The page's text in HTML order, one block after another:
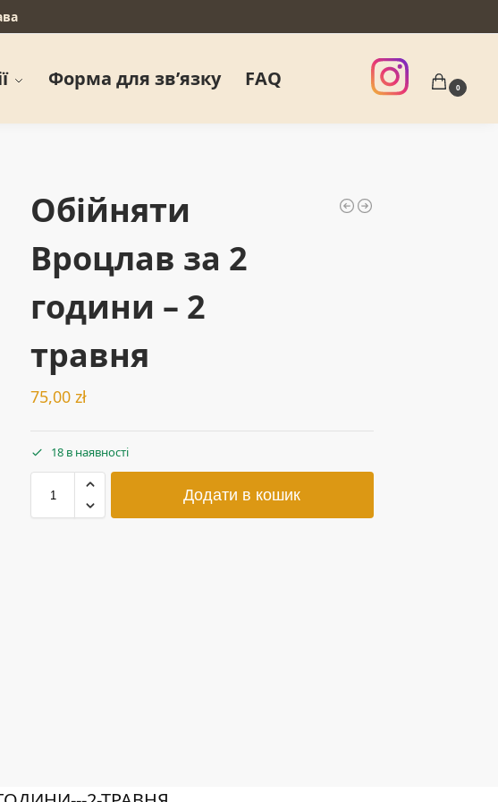
Форма для звʼязку FAQ 0
Обійняти
Вроцлав за 2
години – 2
травня
75,00 zł
18 в наявності
Додати в кошик